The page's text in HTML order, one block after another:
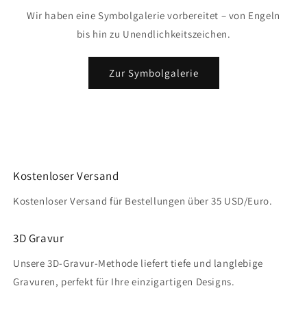
Wir haben eine Symbolgalerie vorbereitet – von Engeln
bis hin zu Unendlichkeitszeichen.
Zur Symbolgalerie
Kostenloser Versand
Kostenloser Versand für Bestellungen über 35 USD/Euro.
3D Gravur
Unsere 3D-Gravur-Methode liefert tiefe und langlebige
Gravuren, perfekt für Ihre einzigartigen Designs.